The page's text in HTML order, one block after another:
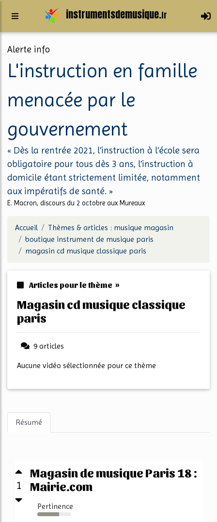
instrumentsdemusique.fr
Alerte info
L'instruction en famille
menacée par le
gouvernement
« Dès la rentrée 2021, l’instruction à l’école sera
obligatoire pour tous dès 3 ans, l’instruction à
domicile étant strictement limitée, notamment
aux impératifs de santé. »
E. Macron, discours du 2 octobre aux Mureaux
Accueil
Thèmes & articles : musique magasin
boutique instrument de musique paris
magasin cd musique classique paris
Articles pour le thème »
magasin cd musique classique
paris
9 articles
Aucune vidéo sélectionnée pour ce thème
Résumé
1
Magasin de musique Paris 18 :
Mairie.com
Pertinence
64%